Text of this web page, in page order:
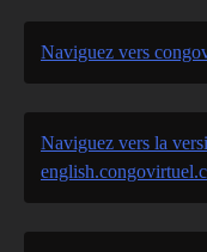
Naviguez vers
Naviguez vers la